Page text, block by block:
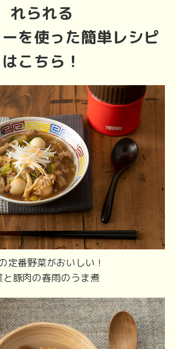
れられる
を使った簡単レシピ
はこちら！
定番野菜がおいしい！
と豚肉の春雨のうま煮